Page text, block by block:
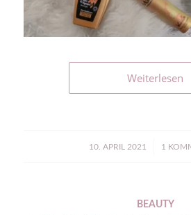
Weiterlesen
10. APRIL 2021
/ 1
BEAUTY